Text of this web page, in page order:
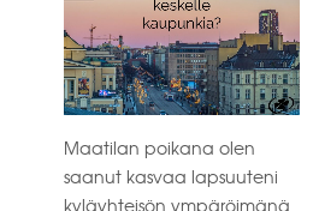
Maatilan poikana olen
saanut kasvaa lapsuuteni
kyläyhteisön ympäröimänä.